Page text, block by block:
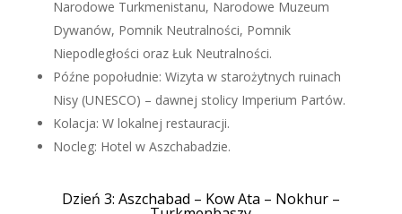
Narodowe Turkmenistanu, Narodowe Muzeum
Dywanów, Pomnik Neutralności, Pomnik
Niepodległości oraz Łuk Neutralności.
Późne popołudnie: Wizyta w starożytnych ruinach
Nisy (UNESCO) – dawnej stolicy Imperium Partów.
Kolacja: W lokalnej restauracji.
Nocleg: Hotel w Aszchabadzie.
Dzień 3: Aszchabad – Kow Ata – Nokhur –